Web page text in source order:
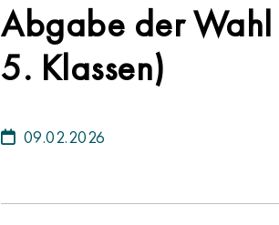
Abgabe der Wahl
5. Klassen)
09.02.2026